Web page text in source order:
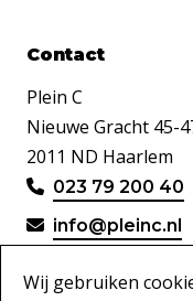
Contact
Plein C
Nieuwe Gracht 45-
2011 ND Haarlem
023 79 200 40
info@pleinc.nl
Wij gebruiken